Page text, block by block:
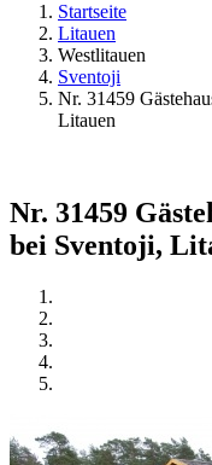
Startseite
Litauen
Westlitauen
Sventoji
Nr. 31459
Litauen
Nr. 31459
bei Sventoji,